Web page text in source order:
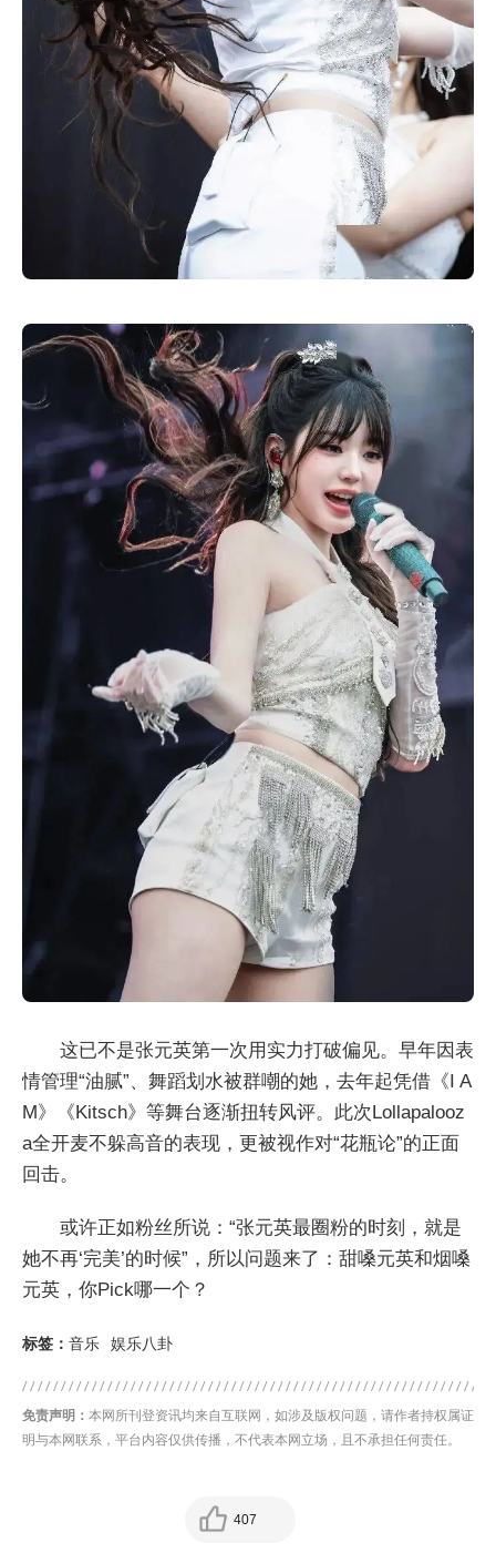
这已不是张元英第一次用实力打破偏见。早年因表
情管理“油腻”、舞蹈划水被群嘲的她，去年起凭借《I A
M》《Kitsch》等舞台逐渐扭转风评。此次Lollapalooz
a全开麦不躲高音的表现，更被视作对“花瓶论”的正面
回击。
或许正如粉丝所说：“张元英最圈粉的时刻，就是
她不再‘完美’的时候”，所以问题来了：甜嗓元英和烟嗓
元英，你Pick哪一个？
标签： 音乐 娱乐八卦
免责声明： 本网所刊登资讯均来自互联网，如涉及版权问题，请作者持权属证
明与本网联系，平台内容仅供传播，不代表本网立场，且不承担任何责任。
407